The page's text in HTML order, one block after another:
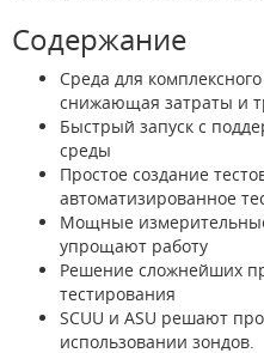
Содержание
Среда для
снижающая затраты и
Быстрый запуск с
среды
Простое создание
автоматизированное
Мощные
упрощают работу
Решение сложнейших
тестирования
SCUU и ASU решают
использовании зондов.